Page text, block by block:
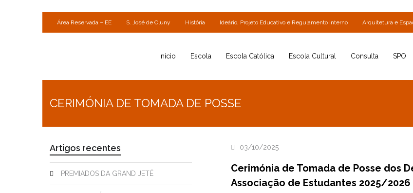
Área Reservada – EE S. José de Cluny História Ideário, Projeto Educativo e Regulamento Interno Arquitetura e
Início Escola Escola Católica Escola Cultural Consulta SPO
CERIMÓNIA DE TOMADA DE POSSE
03/10/2025
Cerimónia de Tomada de Posse dos
Associação de Estudantes 2025/2026
Artigos recentes
PREMIADOS DA GRAND JETÉ